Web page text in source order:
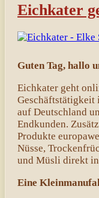
Eichkater
Guten Tag, hallo
Eichkater geht
Geschäftstätigkeit
auf Deutschland
Endkunden.
Produkte
Nüsse,
und Müsli direkt in
Eine